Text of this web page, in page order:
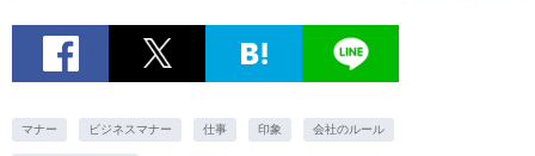
マナー ビジネスマナー 仕事 印象 会社のルール